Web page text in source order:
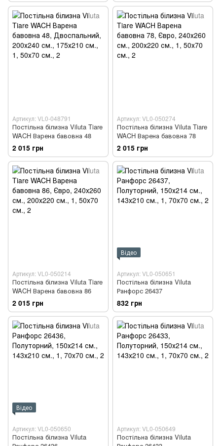
Артикул: VL0-048791
Постільна білизна Viluta Tiare
WACH Варена бавовна 48
2 015 грн
Артикул: VL0-050274
Постільна білизна Viluta Tiare
WACH Варена бавовна 78
2 015 грн
Артикул: VL0-050214
Постільна білизна Viluta Tiare
WACH Варена бавовна 86
2 015 грн
Відео
Артикул: VL0-050651
Постільна білизна Viluta
Ранфорс 26437
832 грн
Відео
Артикул: VL0-050650
Постільна білизна Viluta
Артикул: VL0-050649
Постільна білизна Viluta